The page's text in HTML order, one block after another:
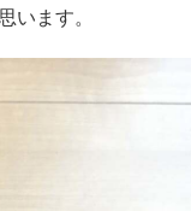
います。